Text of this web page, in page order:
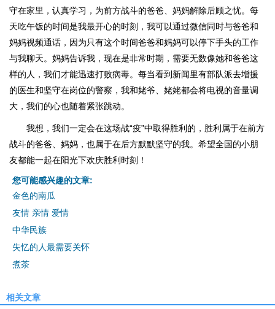
守在家里，认真学习，为前方战斗的爸爸、妈妈解除后顾之忧。每
天吃午饭的时间是我最开心的时刻，我可以通过微信同时与爸爸和
妈妈视频通话，因为只有这个时间爸爸和妈妈可以停下手头的工作
与我聊天。妈妈告诉我，现在是非常时期，需要无数像她和爸爸这
样的人，我们才能迅速打败病毒。每当看到新闻里有部队派去增援
的医生和坚守在岗位的警察，我和姥爷、姥姥都会将电视的音量调
大，我们的心也随着紧张跳动。
我想，我们一定会在这场战“疫”中取得胜利的，胜利属于在前方
战斗的爸爸、妈妈，也属于在后方默默坚守的我。希望全国的小朋
友都能一起在阳光下欢庆胜利时刻！
您可能感兴趣的文章:
金色的南瓜
友情 亲情 爱情
中华民族
失忆的人最需要关怀
煮茶
相关文章